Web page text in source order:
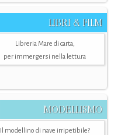
LIBRI & FILM
Libreria Mare di carta,
per immergersi nella lettura
MODELLISMO
Il modellino di nave irripetibile?